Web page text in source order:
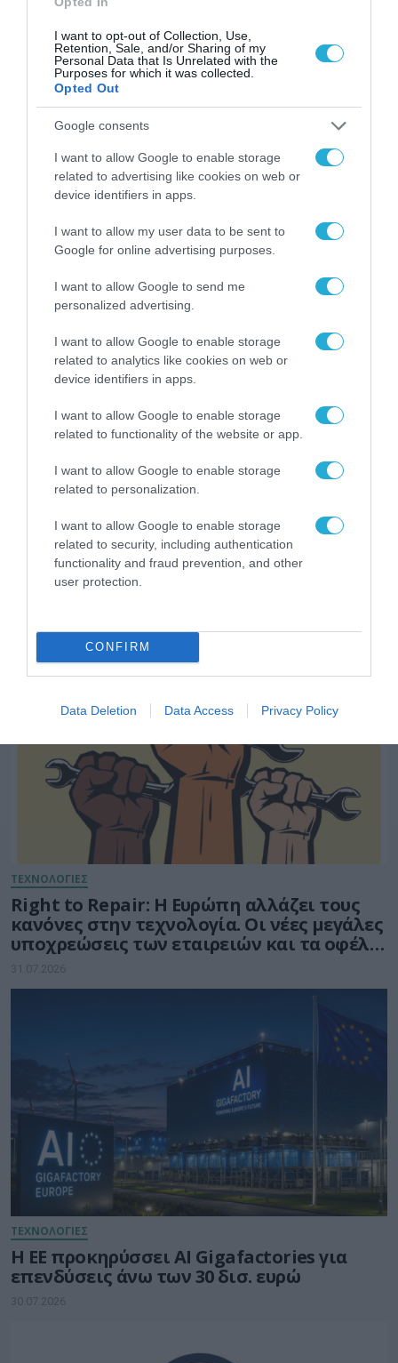
I want to opt-out of Collection, Use,
Retention, Sale, and/or Sharing of my
Personal Data that Is Unrelated with the
Purposes for which it was collected.
Opted Out
Google consents
I want to allow Google to enable storage
related to advertising like cookies on web or
device identifiers in apps.
I want to allow my user data to be sent to
Google for online advertising purposes.
I want to allow Google to send me
personalized advertising.
I want to allow Google to enable storage
related to analytics like cookies on web or
device identifiers in apps.
I want to allow Google to enable storage
related to functionality of the website or app.
I want to allow Google to enable storage
related to personalization.
I want to allow Google to enable storage
related to security, including authentication
functionality and fraud prevention, and other
user protection.
CONFIRM
Data Deletion Data Access Privacy Policy
ΕΥΡΩΠΑΪΚΗ ΕΠΙΤΡΟΠΗ
Το χρηματοδοτούμενο από την ΕΕ έργο
“The Gaming Police” ενισχύει την
ασφάλεια των παιδιών στο διαδίκτυο
ΣΥΝΕΝΤΕΥΞΕΙΣ
Elon Musk, podcast: «Η AI θα αλλάξει την
οικονομία όσο καμία άλλη τεχνολογία». Η
εποχή της υπερνοημοσύνης έρχεται.
ΤΕΧΝΟΛΟΓΙΕΣ
Right to Repair: Η Ευρώπη αλλάζει τους
κανόνες στην τεχνολογία. Οι νέες μεγάλες
υποχρεώσεις των εταιρειών και τα οφέλη
για τους καταναλωτές
31.07.2026
ΤΕΧΝΟΛΟΓΙΕΣ
Η ΕΕ προκηρύσσει AI Gigafactories για
επενδύσεις άνω των 30 δισ. ευρώ
30.07.2026